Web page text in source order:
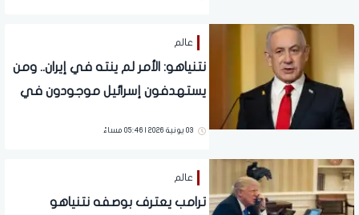
عالم
نتنياهو: الأمر لم ينته في إيران.. ومن
يستهدفون إسرائيل موجودون في
03 يونية 2026 | 05:46 مساءً
عالم
ترامب يعترف بوصفه نتنياهو